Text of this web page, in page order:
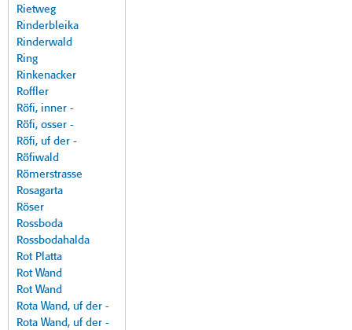
Rietweg
Rinderbleika
Rinderwald
Ring
Rinkenacker
Roffler
Röfi, inner -
Röfi, osser -
Röfi, uf der -
Röfiwald
Römerstrasse
Rosagarta
Röser
Rossboda
Rossbodahalda
Rot Platta
Rot Wand
Rot Wand
Rota Wand, uf der -
Rota Wand, uf der -